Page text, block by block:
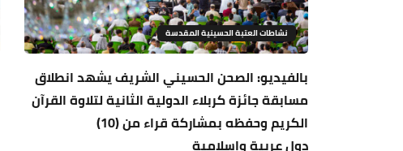
نشاطات العتبة الحسينية المقدسة
بالفيديو: الصحن الحسيني الشريف يشهد انطلاق
مسابقة جائزة كربلاء الدولية الثانية لتلاوة القرآن
الكريم وحفظه بمشاركة قراء من (10)
دول عربية وإسلامية